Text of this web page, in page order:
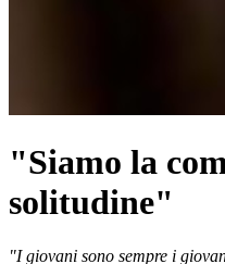
"Siamo la
solitudine"
"I giovani sono sempre i